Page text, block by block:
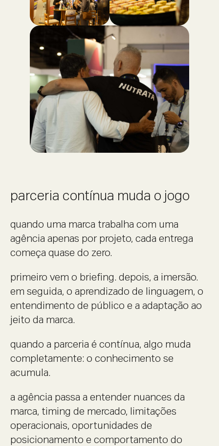
parceria contínua muda o jogo
quando uma marca trabalha com uma
agência apenas por projeto, cada entrega
começa quase do zero.
primeiro vem o briefing. depois, a imersão.
em seguida, o aprendizado de linguagem, o
entendimento de público e a adaptação ao
jeito da marca.
quando a parceria é contínua, algo muda
completamente: o conhecimento se
acumula.
a agência passa a entender nuances da
marca, timing de mercado, limitações
operacionais, oportunidades de
posicionamento e comportamento do